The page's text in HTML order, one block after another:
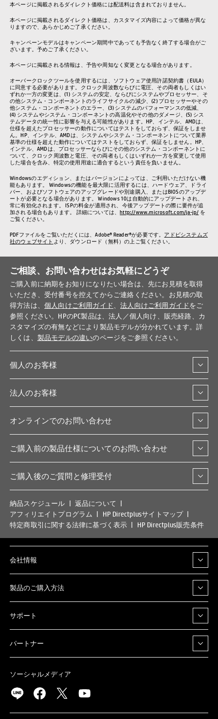
本ページに掲載されるダイレクト価格には配送料は含まれておりません。
本ページに掲載されるダイレクト価格は、カスタマイズ内容によって価格が異な
りますので、あらかじめご了承ください。
キャンペーンモデルはキャンペーン期間中であっても予告なく終了する場合がご
ざいます。予めご了承ください。
本ページに掲載される情報は、予告や周知なく変更となる場合があります。
オーバークロックツールを使用するには、ソフトウェア使用許諾契約書（EULA）
に同意する必要があります。クロック周波数ならびに電圧、その両者もしくはい
ずれか一方の変更は、(1) システムの安定、ならびにシステムやプロセッサー、そ
の他システム・コンポーネントのライフサイクルの減少、(2) プロセッサーやその
他システム・コンポーネントのエラー、(3) システムのパフォーマンスの低減、
(4) システムやシステム・コンポーネントの高温化やその他のダメージ、(5) シス
テムデータの統一性に影響を与える可能性があります。HP、インテル、AMDは、
仕様を超えたプロセッサーの動作についてはテストをしておらず、保証をしませ
ん。HP、インテル、AMDは、システムやシステム・コンポーネントについて業界
基準の仕様を超えた動作についてはテストをしておらず、保証をしません。HP、
インテル、AMDは、プロセッサーならびにその他のシステム・コンポーネントに
ついて、クロック周波数と電圧、その両者もしくはいずれか一方を変更して使用
した場合を含み、特定の使用用途に適合するという責任を負いません。
Windowsのエディション、またはバージョンによっては、ご利用いただけない機
能もあります。 Windowsの機能を最大限に活用するには、ハードウェア、ドライ
バー、およびソフトウェアのアップグレードや別途購入、またはBIOSのアップデ
ートが必要となる場合があります。 Windows 10は自動的にアップデートされ、
常に有効化されます。 ISPの料金が適用され、今後アップデートの際に要件が追
加される場合もあります。 詳細については、http://www.microsoft.com/ja-jp/ を
ご覧ください。
PDFファイルをご覧いただくには、Adobe® Reader®が必要です。 アドビシステムズ
社のウェブサイト より、ダウンロード（無料）の上ご覧ください。
ご相談、お問い合わせはお気軽にどうぞ
ご購入前に納期をお知りになりたい場合は、先にお見積を取得
いただき、受付番号を控えてからご連絡ください。お見積の取
得方法は、 個人向けご利用ガイド 、法人向けご利用ガイドをご
参照ください。HPのPC製品は、法人／個人向け、販売経路、カ
スタマイズの有無などにより製品モデルが分かれています。詳
しくは、 製品モデルの違いのページをご参照ください。
個人のお客様
法人のお客様
オンラインでのお問い合わせ
ご購入前の製品仕様についてのお問い合わせ
ご購入後のご質問と修理受付
納品スケジュール
返品について
アフィリエイトプログラム
HP Directplusサイトマップ
特定商取引に関する法律に基づく表示
HP Directplus販売条件
会社情報
製品のご購入方法
サポート
パートナー
ソーシャルメディア